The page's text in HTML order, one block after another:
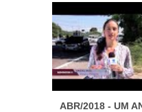
ABR/2018 - UM